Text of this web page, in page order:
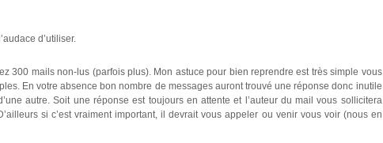
d’utiliser.
300 mails non-lus (parfois plus). Mon astuce pour bien reprendre est très simple vous
En votre absence bon nombre de messages auront trouvé une réponse donc inutile
autre. Soit une réponse est toujours en attente et l’auteur du mail vous sollicitera
si c’est vraiment important, il devrait vous appeler ou venir vous voir (nous en